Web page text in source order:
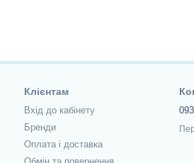
Клієнтам
Вхід до кабінету
Бренди
Оплата і доставка